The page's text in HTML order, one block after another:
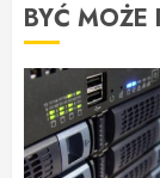
BYĆ MOŻE